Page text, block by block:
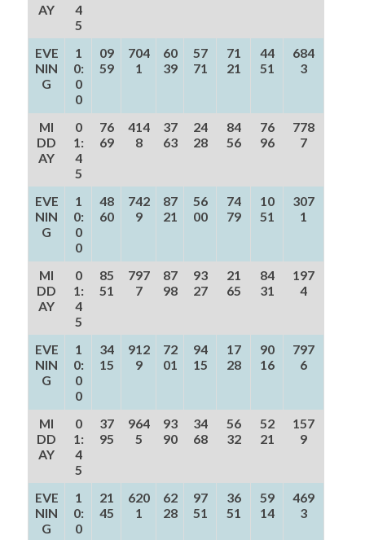
AY
4
5
EVE
NIN
G
1
0:
0
0
09
59
704
1
60
39
57
71
71
21
44
51
684
3
MI
DD
AY
0
1:
4
5
76
69
414
8
37
63
24
28
84
56
76
96
778
7
EVE
NIN
G
1
0:
0
0
48
60
742
9
87
21
56
00
74
79
10
51
307
1
MI
DD
AY
0
1:
4
5
85
51
797
7
87
98
93
27
21
65
84
31
197
4
EVE
NIN
G
1
0:
0
0
34
15
912
9
72
01
94
15
17
28
90
16
797
6
MI
DD
AY
0
1:
4
5
37
95
964
5
93
90
34
68
56
32
52
21
157
9
EVE
NIN
G
1
0:
0
21
45
620
1
62
28
97
51
36
51
59
14
469
3